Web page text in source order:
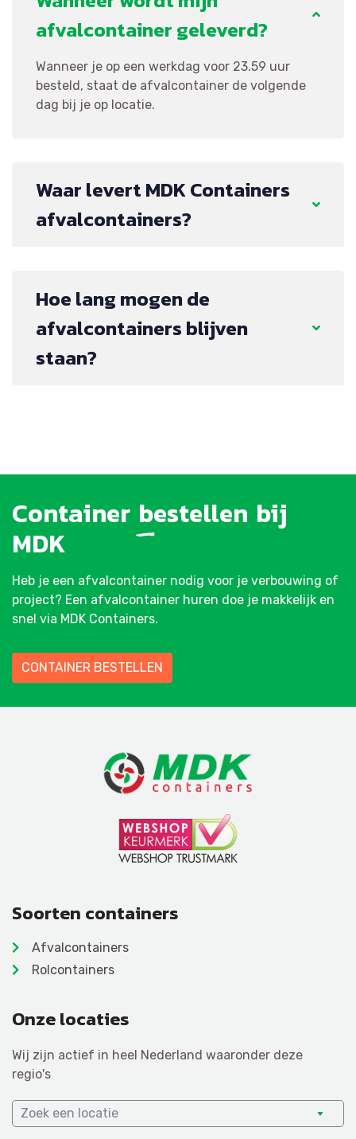
afvalcontainer geleverd?
Wanneer je op een werkdag voor 23.59 uur
besteld, staat de afvalcontainer de volgende
dag bij je op locatie.
Waar levert MDK Containers
afvalcontainers?
Hoe lang mogen de
afvalcontainers blijven
staan?
Container bestellen bij
MDK
Heb je een afvalcontainer nodig voor je verbouwing of
project? Een afvalcontainer huren doe je makkelijk en
snel via MDK Containers.
CONTAINER BESTELLEN
Soorten containers
Afvalcontainers
Rolcontainers
Onze locaties
Wij zijn actief in heel Nederland waaronder deze
regio's
Zoek een locatie